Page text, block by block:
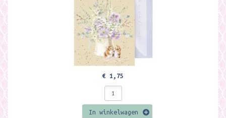
€ 1,75
In winkelwagen